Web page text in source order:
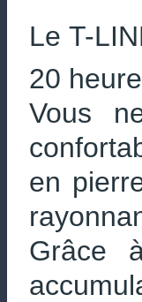
Le T-
20
Vous
en
Grâce